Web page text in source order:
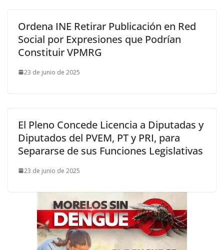
Ordena INE Retirar Publicación en Red
Social por Expresiones que Podrían
Constituir VPMRG
23 de junio de 2025
El Pleno Concede Licencia a Diputadas y
Diputados del PVEM, PT y PRI, para
Separarse de sus Funciones Legislativas
23 de junio de 2025